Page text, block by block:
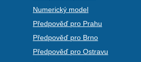
Numerický model
Předpověď pro Prahu
Předpověď pro Brno
Předpověď pro Ostravu